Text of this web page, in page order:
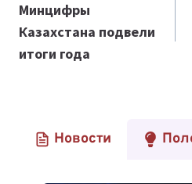
по
записям
Минцифры
Казахстана подвели
итоги года
Новости